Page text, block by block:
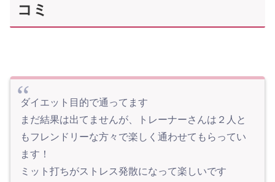
コミ
ダイエット目的で通ってます
まだ結果は出てませんが、トレーナーさんは２人と
もフレンドリーな方々で楽しく通わせてもらってい
ます！
ミット打ちがストレス発散になって楽しいです